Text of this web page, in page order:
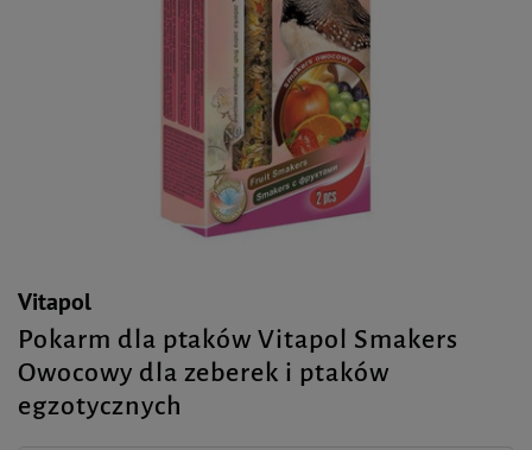
Vitapol
Pokarm dla ptaków Vitapol Smakers
Owocowy dla zeberek i ptaków
egzotycznych